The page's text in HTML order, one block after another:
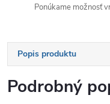
Ponúkame možnosť
Popis produktu
Podrobný